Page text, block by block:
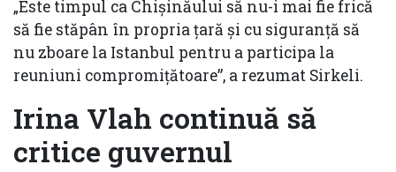
„Este timpul ca Chișinăului să nu-i mai fie frică
să fie stăpân în propria țară și cu siguranță să
nu zboare la Istanbul pentru a participa la
reuniuni compromițătoare”, a rezumat Sirkeli.
Irina Vlah continuă să
critice guvernul